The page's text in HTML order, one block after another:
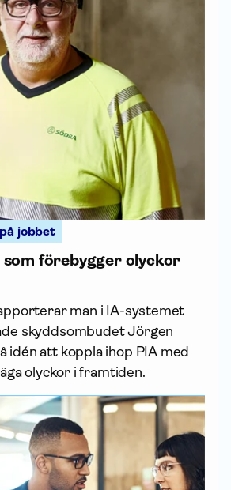
jobbet
förebygger olyckor
man i IA-systemet
skydds­ombudet Jörgen
idén att koppla ihop PIA med
olyckor i framtiden.